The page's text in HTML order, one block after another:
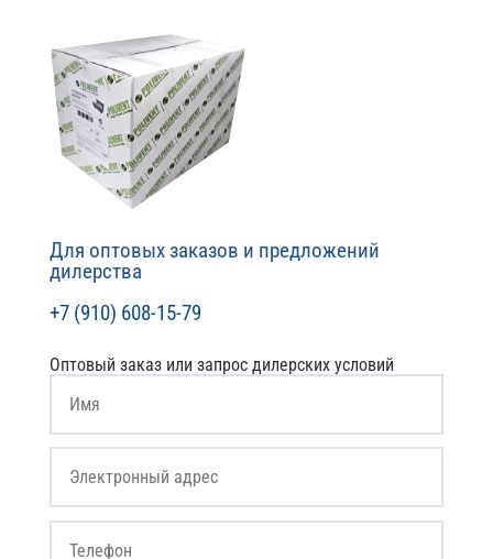
Для оптовых заказов и предложений
дилерства
+7 (910) 608-15-79
Оптовый заказ или запрос дилерских условий